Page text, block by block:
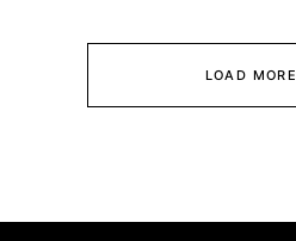
LOAD MORE